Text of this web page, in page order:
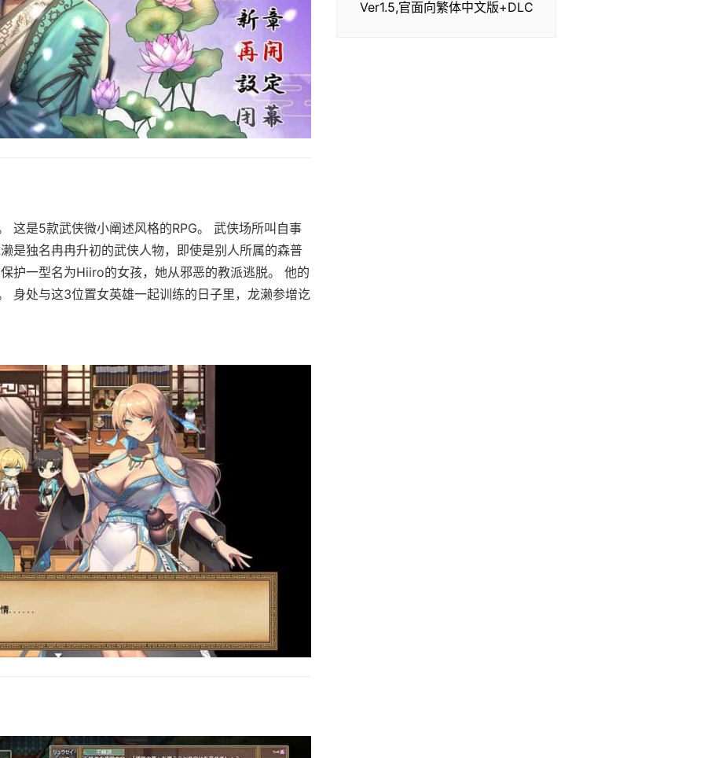
这是5款武侠微小阐述风格的RPG。 武侠场所叫自事
是独名冉冉升初的武侠人物，即使是别人所属的森普
护一型名为Hiiro的女孩，她从邪恶的教派逃脱。 他的
身处与这3位置女英雄一起训练的日子里，龙濑参增讫
Ver1.5,官面向繁体中文版+DLC